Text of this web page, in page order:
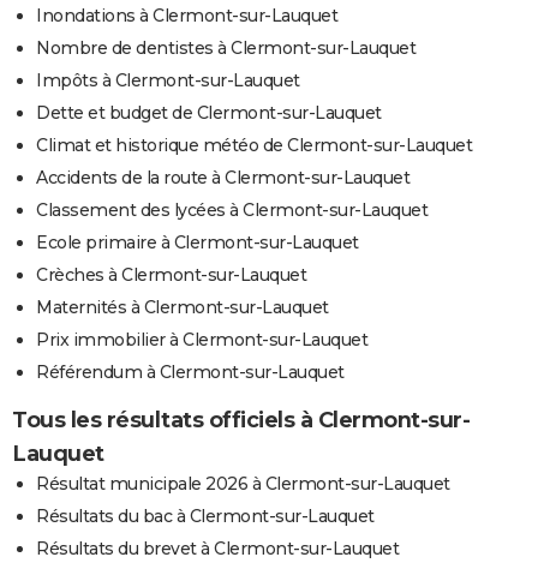
Inondations à Clermont-sur-Lauquet
Nombre de dentistes à Clermont-sur-Lauquet
Impôts à Clermont-sur-Lauquet
Dette et budget de Clermont-sur-Lauquet
Climat et historique météo de Clermont-sur-Lauquet
Accidents de la route à Clermont-sur-Lauquet
Classement des lycées à Clermont-sur-Lauquet
Ecole primaire à Clermont-sur-Lauquet
Crèches à Clermont-sur-Lauquet
Maternités à Clermont-sur-Lauquet
Prix immobilier à Clermont-sur-Lauquet
Référendum à Clermont-sur-Lauquet
Tous les résultats officiels à Clermont-sur-
Lauquet
Résultat municipale 2026 à Clermont-sur-Lauquet
Résultats du bac à Clermont-sur-Lauquet
Résultats du brevet à Clermont-sur-Lauquet